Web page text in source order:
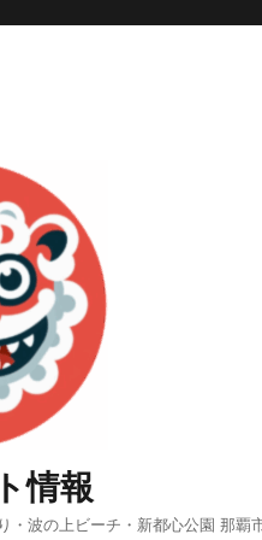
情報
・波の上ビーチ・新都心公園 那覇